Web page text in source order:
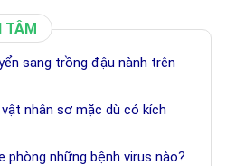
TÂM
sang trồng đậu nành trên
nhân sơ mặc dù có kích
những bệnh virus nào?